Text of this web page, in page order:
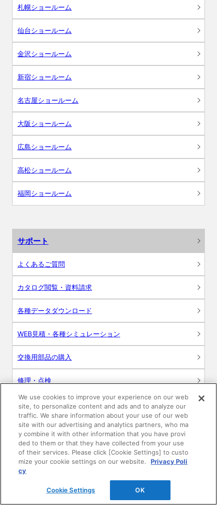
札幌ショールーム
仙台ショールーム
金沢ショールーム
新宿ショールーム
名古屋ショールーム
大阪ショールーム
広島ショールーム
高松ショールーム
福岡ショールーム
サポート
よくあるご質問
カタログ閲覧・資料請求
各種データダウンロード
WEB見積・各種シミュレーション
交換用部品の購入
修理・点検
お問い合わせ
ログイン
建築・設計関係者様向けサイト
ユーザー登録サービス
WEB見積システム
We use cookies to improve your experience on our web
site, to personalize content and ads and to analyze our
traffic. We share information about your use of our web
site with our advertising and analytics partners, who ma
y combine it with other information that you have provi
ded to them or that they have collected from your use
of their services. Please click [Cookie Settings] to custo
mize your cookie settings on our website.
Privacy Poli
cy
Cookie Settings OK